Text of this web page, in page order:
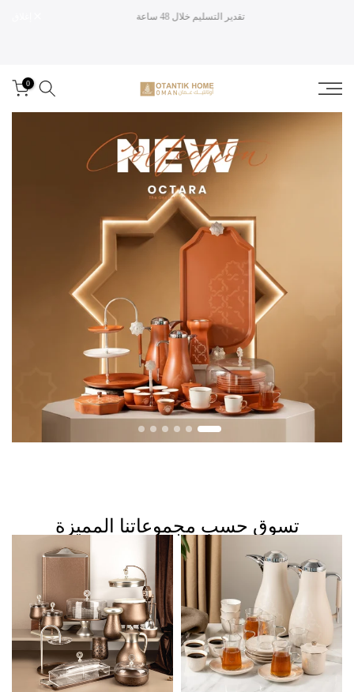
تقدير التسليم خلال 48 ساعة
0
تسوق حسب مجموعاتنا المميزة